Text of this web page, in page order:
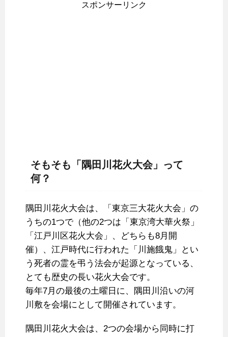
スポンサーリンク
そもそも「隅田川花火大会」って
何？
隅田川花火大会は、「東京三大花火大会」の
うちの1つで（他の2つは「東京湾大華火祭」
「江戸川区花火大会」、どちらも8月開
催）、江戸時代に行われた「川施餓鬼」とい
う死者の霊を弔う法会が起源となっている、
とても歴史の長い花火大会です。
毎年7月の最後の土曜日に、隅田川沿いの河
川敷を会場にとして開催されています。
隅田川花火大会は、2つの会場から同時に打